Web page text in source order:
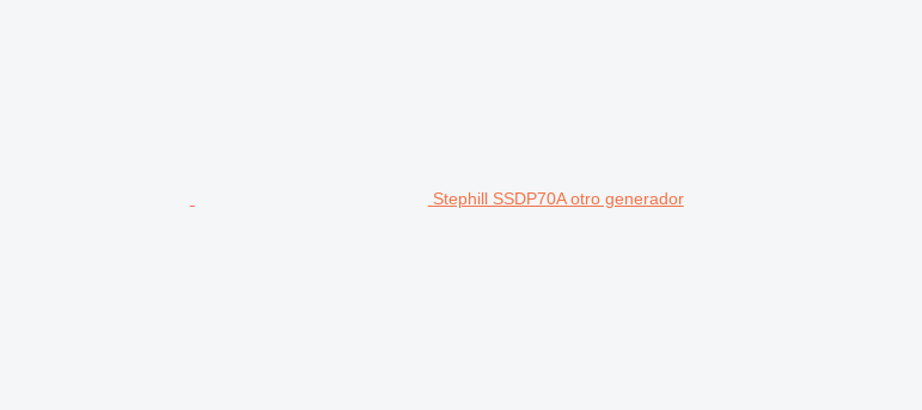
Stephill SSDP70A otro generador